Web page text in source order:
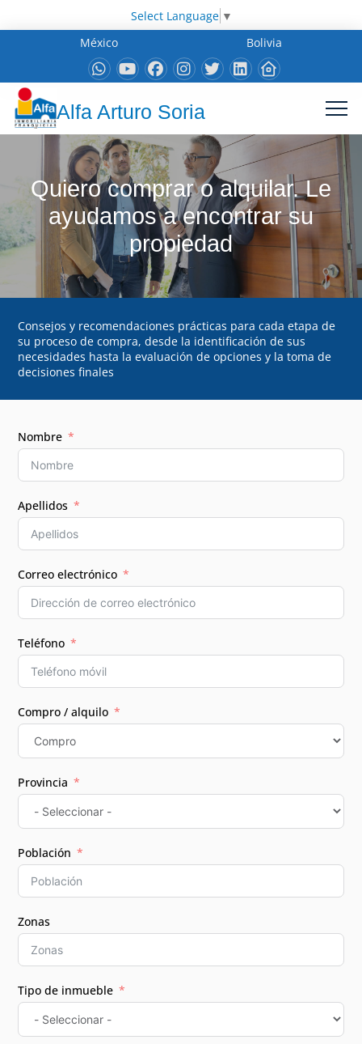
Select Language ▼
México
Bolivia
Alfa Arturo Soria
Quiero comprar o alquilar. Le
ayudamos a encontrar su
propiedad
Consejos y recomendaciones prácticas para cada etapa de
su proceso de compra, desde la identificación de sus
necesidades hasta la evaluación de opciones y la toma de
decisiones finales
Nombre
Apellidos
Correo electrónico
Teléfono
Compro / alquilo
Provincia
Población
Zonas
Tipo de inmueble